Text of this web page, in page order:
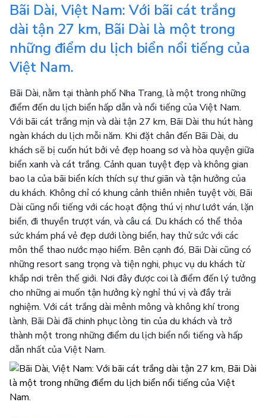
Bãi Dài, Việt Nam: Với bãi cát trắng
dài tận 27 km, Bãi Dài là một trong
những điểm du lịch biển nổi tiếng của
Việt Nam.
Bãi Dài, nằm tại thành phố Nha Trang, là một trong những
điểm đến du lịch biển hấp dẫn và nổi tiếng của Việt Nam.
Với bãi cát trắng mịn và dài tận 27 km, Bãi Dài thu hút hàng
ngàn khách du lịch mỗi năm. Khi đặt chân đến Bãi Dài, du
khách sẽ bị cuốn hút bởi vẻ đẹp hoang sơ và hòa quyện giữa
biển xanh và cát trắng. Cảnh quan tuyệt đẹp và không gian
bao la của bãi biển kích thích sự thư giãn và tận hưởng của
du khách. Không chỉ có khung cảnh thiên nhiên tuyệt vời, Bãi
Dài cũng nổi tiếng với các hoạt động thú vị như lướt ván, lặn
biển, đi thuyền trượt ván, và câu cá. Du khách có thể thỏa
sức khám phá vẻ đẹp dưới lòng biển, hay thử sức với các
môn thể thao nước mạo hiểm. Bên cạnh đó, Bãi Dài cũng có
những resort sang trọng và tiện nghi, phục vụ du khách từ
khắp nơi trên thế giới. Nơi đây được coi là điểm đến lý tưởng
cho những ai muốn tận hưởng kỳ nghỉ thú vị và đầy trải
nghiệm. Với cát trắng dài mênh mông và không khí trong
lành, Bãi Dài đã chinh phục lòng tin của du khách và trở
thành một trong những điểm du lịch biển nổi tiếng và hấp
dẫn nhất của Việt Nam.